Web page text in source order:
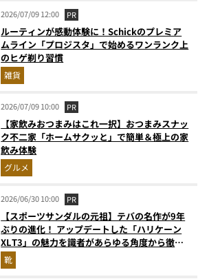
2026/07/09 12:00 PR
ルーティンが感動体験に！Schickのプレミア
ムライン「プロジスタ」で始めるワンランク上
のヒゲ剃り習慣
雑貨
2026/07/09 10:00 PR
【家飲みおつまみはこれ一択】おつまみスナッ
ク不二家「ホームサクッと」で簡単＆極上の家
飲み体験
グルメ
2026/06/30 10:00 PR
【スポーツサンダルの元祖】テバの名作が9年
ぶりの進化！ アップデートした「ハリケーン
XLT3」の魅力を識者があらゆる角度から徹底
解説！
靴